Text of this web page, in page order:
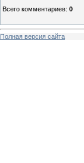
Всего комментариев: 0
Полная версия сайта